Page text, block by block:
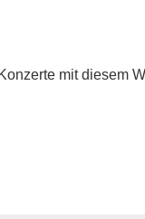
mit diesem